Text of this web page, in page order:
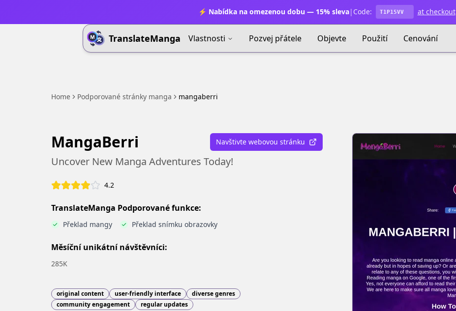
⚡ Nabídka na omezenou dobu — 15% sleva| Code: T1P15VV at checkout
TranslateManga Vlastnosti Pozvej přátele Objevte Použití Cenování
Home Podporované stránky manga mangaberri
MangaBerri Navštivte webovou stránku
Uncover New Manga Adventures Today!
4.2
TranslateManga Podporované funkce:
Překlad mangy Překlad snímku obrazovky
Měsíční unikátní návštěvníci:
285K
original content user-friendly interface
diverse genres
community engagement
regular updates